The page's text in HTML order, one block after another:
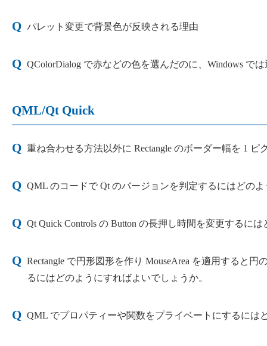
パレット変更で背景色が反映される理由
QColorDialog で赤などの色を選んだのに、Windows で
QML/Qt Quick
重ね合わせる方法以外に Rectangle のボーダー幅を 1
QML のコードで Qt のバージョンを判定するにはどの
Qt Quick Controls の Button の長押し時間を変更するに
Rectangle で円形図形を作り MouseArea を適用すると
るにはどのようにすればよいでしょうか。
QML でプロパティーや関数をプライベートにするには